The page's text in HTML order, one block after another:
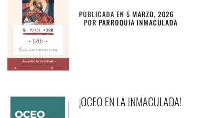
PUBLICADA EN5 MARZO, 2026
PORPARROQUIA INMACULADA
¡OCEO EN LA INMACULADA!